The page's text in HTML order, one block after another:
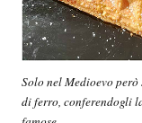
Epischermo
Editoriale
Solo nel Medioevo
di ferro, conferendogli